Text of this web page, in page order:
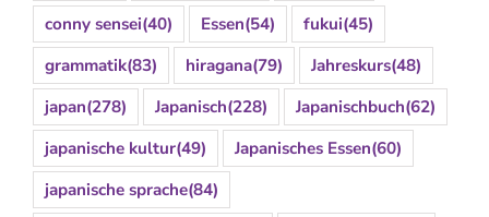
conny sensei(40) Essen(54) fukui(45)
grammatik(83) hiragana(79) Jahreskurs(48)
japan(278) Japanisch(228) Japanischbuch(62)
japanische kultur(49) Japanisches Essen(60)
japanische sprache(84)